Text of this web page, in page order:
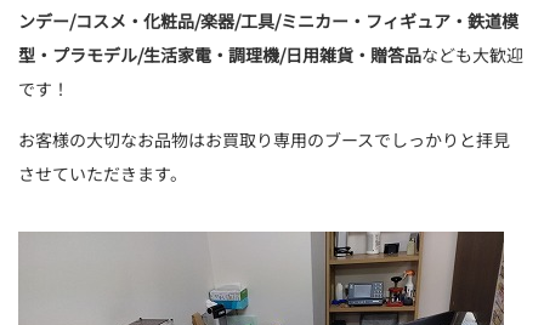
ンデー/コスメ・化粧品/楽器/工具/ミニカー・フィギュア・鉄道模
型・プラモデル/生活家電・調理機/日用雑貨・贈答品なども大歓迎
です！
お客様の大切なお品物はお買取り専用のブースでしっかりと拝見
させていただきます。